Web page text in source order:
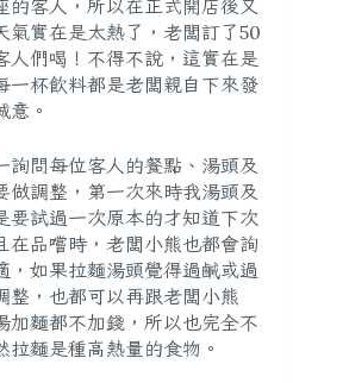
的客人，所以在正式開店後又
氣實在是太熱了，老闆訂了50
人們喝！不得不說，這實在是
一杯飲料都是老闆親自下來發
意。
詢問每位客人的餐點、湯頭及
做調整 ，第一次來時我湯頭及
要試過一次原本的才知道下次
在品嚐時，老闆小熊也都會詢
，如果拉麵湯頭覺得過鹹或過
整 ，也都可以再跟老闆小熊
加麵都不加錢，所以也完全不
拉麵是種高熱量的食物。